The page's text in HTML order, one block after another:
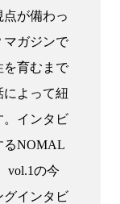
が備わっ
マガジンで
を育むまで
によって紐
。インタビ
るNOMAL
vol.1の今
グインタビ